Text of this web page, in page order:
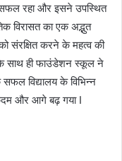
सफल रहा और इसने उपस्थित
विरासत का एक अद्भुत
संरक्षित करने के महत्व की
साथ ही फाउंडेशन स्कूल ने
सफल विद्यालय के विभिन्न
और आगे बढ़ गया I